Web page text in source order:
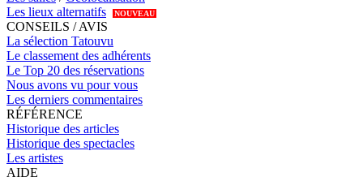
Les lieux alternatifs
NOUVEAU
CONSEILS / AVIS
La sélection Tatouvu
Le classement des adhérents
Le Top 20 des réservations
Nous avons vu pour vous
Les derniers commentaires
RÉFÉRENCE
Historique des articles
Historique des spectacles
Les artistes
AIDE